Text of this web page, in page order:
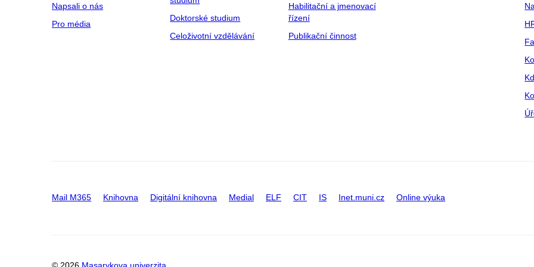
Napsali o nás
Pro média
Doktorské studium
Celoživotní vzdělávání
Habilitační a jmenovací
řízení
Publikační činnost
Mail M365 Knihovna Digitální knihovna Medial ELF CIT IS Inet.muni.cz Online výuka
© 2026 Masarykova univerzita